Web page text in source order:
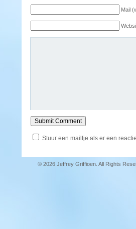
Mail
Stuur een mailtje als er een
© 2026 Jeffrey Griffioen. All Rights